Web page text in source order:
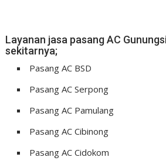
Layanan jasa pasang AC
sekitarnya;
Pasang AC BSD
Pasang AC Serpong
Pasang AC Pamulang
Pasang AC Cibinong
Pasang AC Cidokom